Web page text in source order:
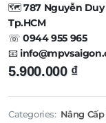
🗺️787 Nguyễn
Tp.HCM
☏0944 955 965
📧
5.900.000 ₫
Categories: Nâng